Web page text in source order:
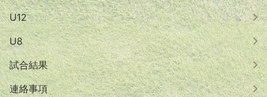
U12
U8
試合結果
連絡事項